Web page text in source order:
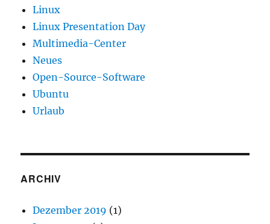
Linux
Linux Presentation Day
Multimedia-Center
Neues
Open-Source-Software
Ubuntu
Urlaub
ARCHIV
Dezember 2019 (1)